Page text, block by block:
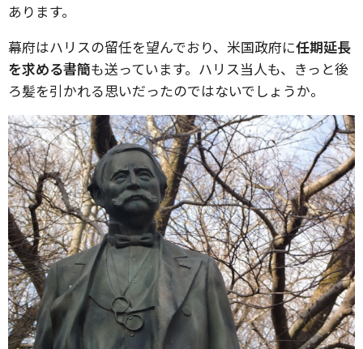
あります。
幕府はハリスの留任を望んでおり、米国政府に任期延長
を求める書簡も送っています。ハリス当人も、きっと後
ろ髪を引かれる思いだったのではないでしょうか。